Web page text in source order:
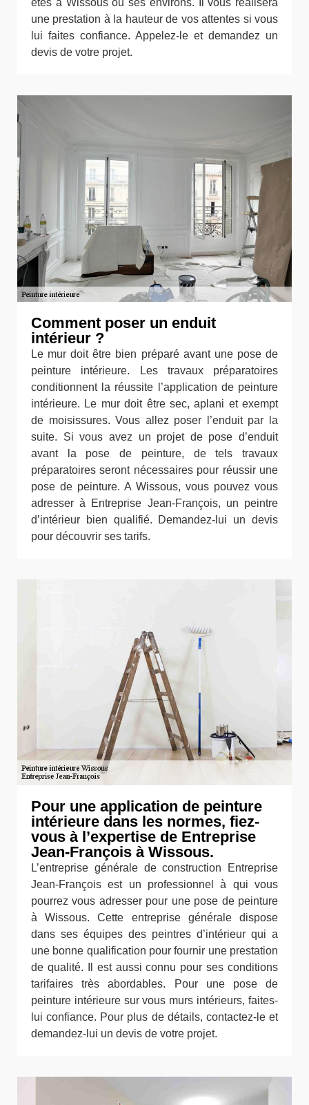
êtes à Wissous ou ses environs. Il vous réalisera
une prestation à la hauteur de vos attentes si vous
lui faites confiance. Appelez-le et demandez un
devis de votre projet.
Comment poser un enduit
intérieur ?
Le mur doit être bien préparé avant une pose de
peinture intérieure. Les travaux préparatoires
conditionnent la réussite l’application de peinture
intérieure. Le mur doit être sec, aplani et exempt
de moisissures. Vous allez poser l’enduit par la
suite. Si vous avez un projet de pose d’enduit
avant la pose de peinture, de tels travaux
préparatoires seront nécessaires pour réussir une
pose de peinture. A Wissous, vous pouvez vous
adresser à Entreprise Jean-François, un peintre
d’intérieur bien qualifié. Demandez-lui un devis
pour découvrir ses tarifs.
Pour une application de peinture
intérieure dans les normes, fiez-
vous à l’expertise de Entreprise
Jean-François à Wissous.
L’entreprise générale de construction Entreprise
Jean-François est un professionnel à qui vous
pourrez vous adresser pour une pose de peinture
à Wissous. Cette entreprise générale dispose
dans ses équipes des peintres d’intérieur qui a
une bonne qualification pour fournir une prestation
de qualité. Il est aussi connu pour ses conditions
tarifaires très abordables. Pour une pose de
peinture intérieure sur vous murs intérieurs, faites-
lui confiance. Pour plus de détails, contactez-le et
demandez-lui un devis de votre projet.